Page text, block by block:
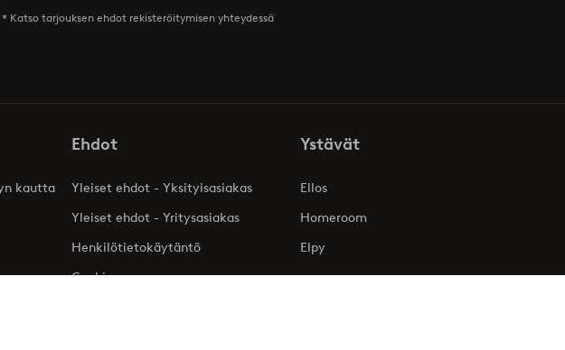
* Katso tarjouksen ehdot rekisteröitymisen yhteydessä
kautta
Ehdot
Yleiset ehdot - Yksityisasiakas
Yleiset ehdot - Yritysasiakas
Henkilötietokäytäntö
Cookies
Ystävät
Ellos
Homeroom
Elpy